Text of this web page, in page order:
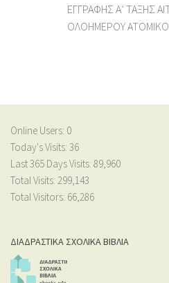
ΕΓΓΡΑΦΗΣ Α’ ΤΑΞΗΣ
ΟΛΟΗΜΕΡΟΥ ΑΤΟΜΙΚΟ...
Online Users: 0
Today's Visits: 36
Last 365 Days Visits: 89,960
Total Visits: 299,143
Total Visitors: 66,286
ΔΙΑΔΡΑΣΤΙΚΑ ΣΧΟΛΙΚΑ ΒΙΒΛΙΑ